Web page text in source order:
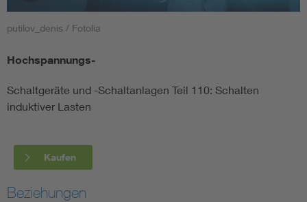
Smart Cities
DKE Fachinformationen im Kontext der Normung
Blitzschutz: DIN EN 62305 in der Übersicht
putilov_denis / Fotolia
Hochspannungs-
Schaltgeräte und -Schaltanlagen Teil 110: Schalten
induktiver Lasten
Kaufen
Beziehungen